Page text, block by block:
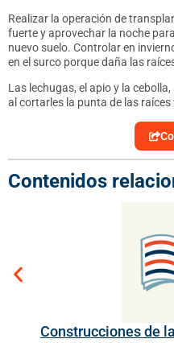
Realizar la operación de
fuerte y aprovechar la noche
nuevo suelo. Controlar en
en el surco porque daña las
Las lechugas, el apio y la
al cortarles la punta de las
Contenidos
Construcciones de